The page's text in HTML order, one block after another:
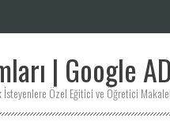
| Google
Özel Eğitici ve Öğretici